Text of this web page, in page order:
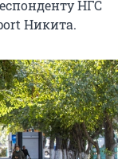
НГС
Никита.